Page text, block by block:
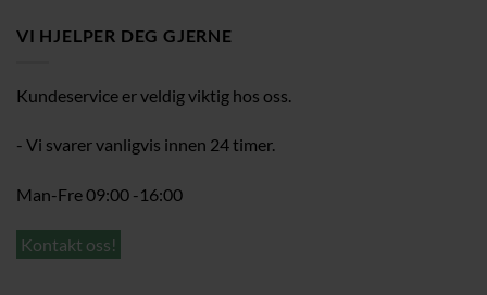
VI HJELPER DEG GJERNE
Kundeservice er veldig viktig hos oss.
- Vi svarer vanligvis innen 24 timer.
Man-Fre 09:00 -16:00
Kontakt oss!